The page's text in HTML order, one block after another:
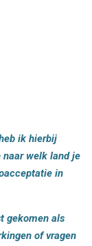
ik hierbij
naar welk land je
in
gekomen als
of vragen